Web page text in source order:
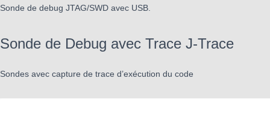
Sonde de debug JTAG/SWD avec USB.
Sonde de Debug avec Trace J-Trace
Sondes avec capture de trace d’exécution du code